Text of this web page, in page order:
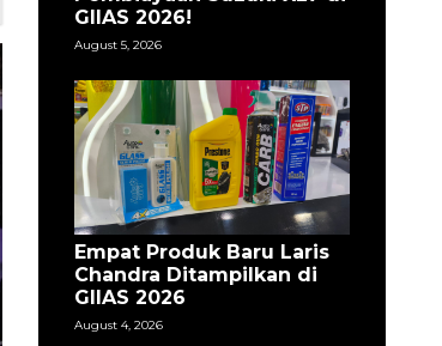
GIIAS 2026!
August 5, 2026
Empat Produk Baru Laris
Chandra Ditampilkan di
GIIAS 2026
August 4, 2026